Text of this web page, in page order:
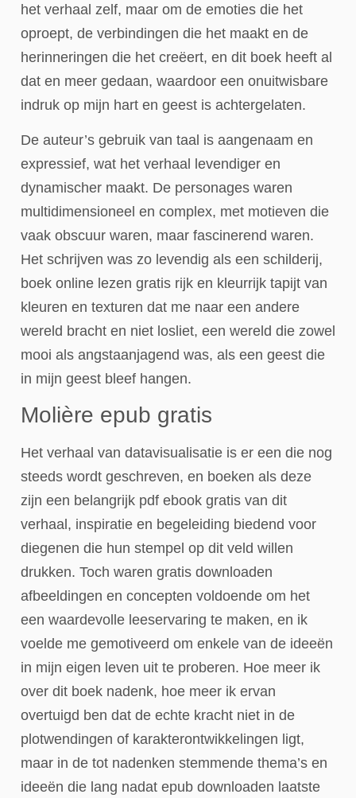
het verhaal zelf, maar om de emoties die het
oproept, de verbindingen die het maakt en de
herinneringen die het creëert, en dit boek heeft al
dat en meer gedaan, waardoor een onuitwisbare
indruk op mijn hart en geest is achtergelaten.
De auteur’s gebruik van taal is aangenaam en
expressief, wat het verhaal levendiger en
dynamischer maakt. De personages waren
multidimensioneel en complex, met motieven die
vaak obscuur waren, maar fascinerend waren.
Het schrijven was zo levendig als een schilderij,
boek online lezen gratis rijk en kleurrijk tapijt van
kleuren en texturen dat me naar een andere
wereld bracht en niet losliet, een wereld die zowel
mooi als angstaanjagend was, als een geest die
in mijn geest bleef hangen.
Molière epub gratis
Het verhaal van datavisualisatie is er een die nog
steeds wordt geschreven, en boeken als deze
zijn een belangrijk pdf ebook gratis van dit
verhaal, inspiratie en begeleiding biedend voor
diegenen die hun stempel op dit veld willen
drukken. Toch waren gratis downloaden
afbeeldingen en concepten voldoende om het
een waardevolle leeservaring te maken, en ik
voelde me gemotiveerd om enkele van de ideeën
in mijn eigen leven uit te proberen. Hoe meer ik
over dit boek nadenk, hoe meer ik ervan
overtuigd ben dat de echte kracht niet in de
plotwendingen of karakterontwikkelingen ligt,
maar in de tot nadenken stemmende thema’s en
ideeën die lang nadat epub downloaden laatste